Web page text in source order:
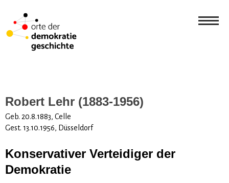
Robert Lehr (1883-1956)
Geb. 20.8.1883, Celle
Gest. 13.10.1956, Düsseldorf
Konservativer Verteidiger der
Demokratie